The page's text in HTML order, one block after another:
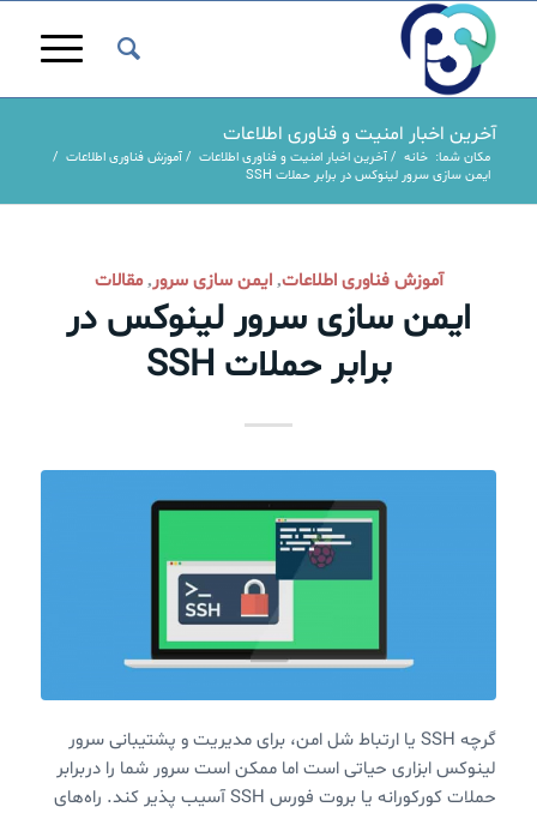
آخرین اخبار امنیت و فناوری اطلاعات
مکان شما: خانه / آخرین اخبار امنیت و فناوری اطلاعات / آموزش فناوری اطلاعات /
ایمن سازی سرور لینوکس در برابر حملات SSH
آموزش فناوری اطلاعات,ایمن سازی سرور,مقالات
ایمن سازی سرور لینوکس در
برابر حملات SSH
گرچه SSH یا ارتباط شل امن، برای مدیریت و پشتیبانی سرور
لینوکس ابزاری حیاتی است اما ممکن است سرور شما را دربرابر
حملات کورکورانه یا بروت فورس SSH آسیب پذیر کند. راه‌های